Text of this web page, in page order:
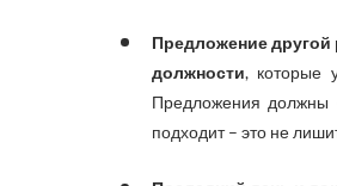
Предложение другой
должности, которые
Предложения должны
подходит – это не